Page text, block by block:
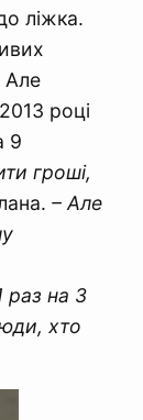
ліжка.
Але
році
9
гроші,
– Але
раз на 3
хто